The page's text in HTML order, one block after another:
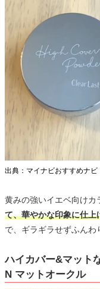
出典：マイナビおすすめナビ
黄みの強いイエベ向けカ
て、華やかな印象に仕上
で、ギラギラせずふんわ
ハイカバー&マット
N マットオークル